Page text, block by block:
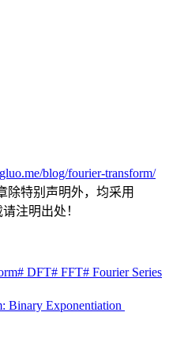
blog/fourier-transform/
除特别声明外，均采用
注明出处！
# DFT# FFT# Fourier Series
Binary Exponentiation